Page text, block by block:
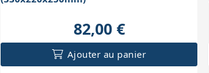
82,00 €
Ajouter au panier